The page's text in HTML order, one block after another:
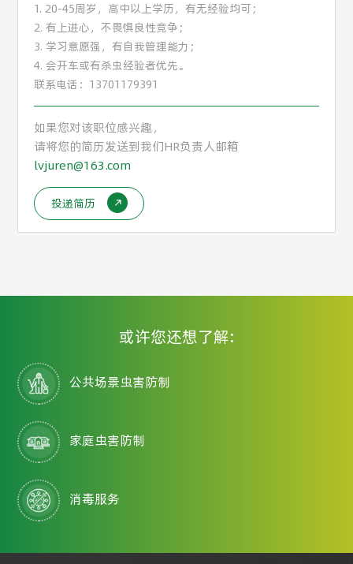
1. 20-45周岁，高中以上学历，有无经验均可；
2. 有上进心，不畏惧良性竞争；
3. 学习意愿强，有自我管理能力；
4. 会开车或有杀虫经验者优先。
联系电话：13701179391
如果您对该职位感兴趣，
请将您的简历发送到我们HR负责人邮箱
lvjuren@163.com
投递简历
或许您还想了解:
公共场景虫害防制
家庭虫害防制
消毒服务